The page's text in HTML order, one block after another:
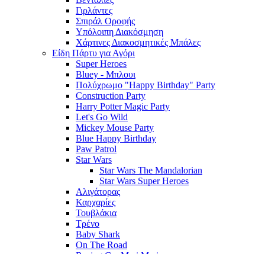
Γιρλάντες
Σπιράλ Οροφής
Υπόλοιπη Διακόσμηση
Χάρτινες Διακοσμητικές Μπάλες
Είδη Πάρτυ για Αγόρι
Super Heroes
Bluey - Μπλουι
Πολύχρωμο "Happy Birthday" Party
Construction Party
Harry Potter Magic Party
Let's Go Wild
Mickey Mouse Party
Blue Happy Birthday
Paw Patrol
Star Wars
Star Wars The Mandalorian
Star Wars Super Heroes
Αλιγάτορας
Καρχαρίες
Τουβλάκια
Τρένο
Baby Shark
On The Road